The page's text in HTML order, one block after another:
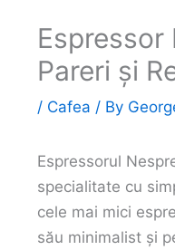
Espressor
Pareri și
/ Cafea / By
Espressorul
specialitate cu
cele mai mici
său minimalist și